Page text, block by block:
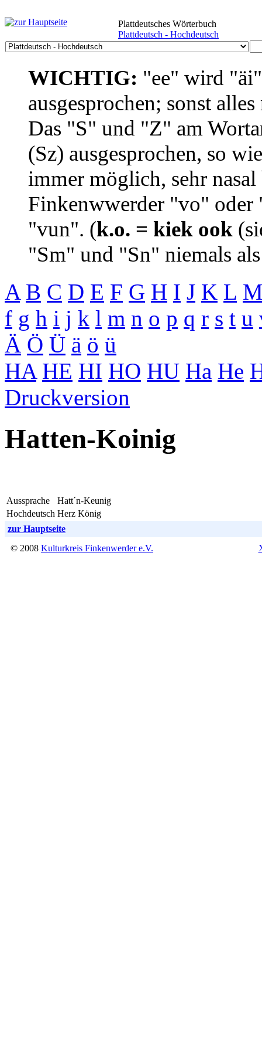
Plattdeutsches Wörterbuch
Plattdeutsch - Hochdeutsch
WICHTIG: "ee" wird
ausgesprochen; sonst
Das "S" und "Z" am
(Sz) ausgesprochen, so
immer möglich, sehr
Finkenwwerder "vo"
"vun". (k.o. = kiek ook
"Sm" und "Sn" niemals
A B C D E F G H I J K L
f g h i j k l m n o p q r s t u
Ä Ö Ü ä ö ü
HA HE HI HO HU Ha He
Druckversion
Hatten-Koinig
Aussprache
Hatt´n-Keunig
Hochdeutsch Herz König
zur Hauptseite
© 2008 Kulturkreis Finkenwerder e.V.